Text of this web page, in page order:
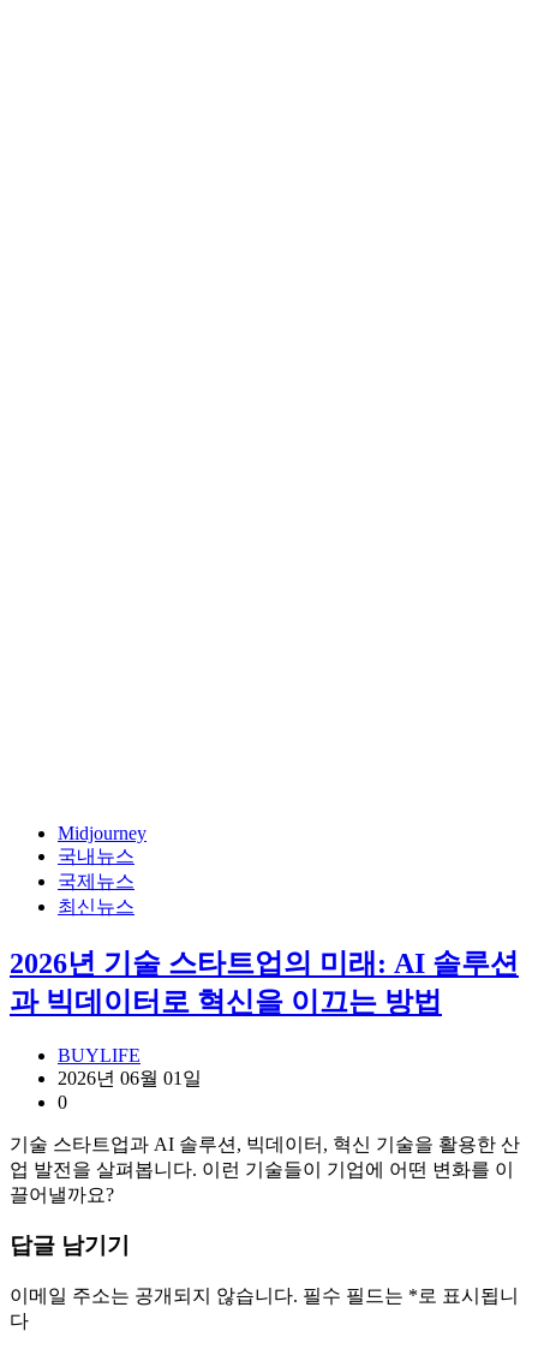
Midjourney
국내뉴스
국제뉴스
최신뉴스
2026년 기술 스타트업의 미래: AI 솔루션
과 빅데이터로 혁신을 이끄는 방법
BUYLIFE
2026년 06월 01일
0
기술 스타트업과 AI 솔루션, 빅데이터, 혁신 기술을 활용한 산
업 발전을 살펴봅니다. 이런 기술들이 기업에 어떤 변화를 이
끌어낼까요?
답글 남기기
이메일 주소는 공개되지 않습니다. 필수 필드는 *로 표시됩니
다